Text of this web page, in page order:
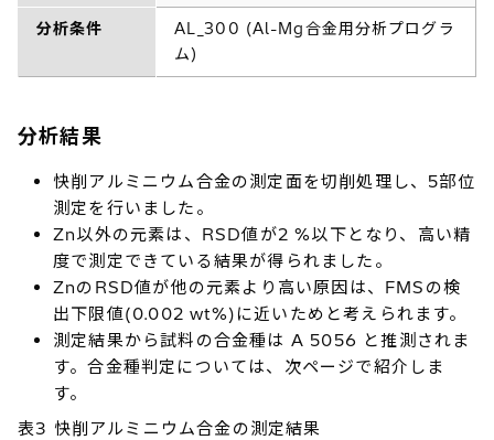
分析条件
AL_300 (Al-Mg合金用分析プログラ
ム)
分析結果
快削アルミニウム合金の測定面を切削処理し、5部位
測定を行いました。
Zn以外の元素は、RSD値が2 %以下となり、高い精
度で測定できている結果が得られました。
ZnのRSD値が他の元素より高い原因は、FMSの検
出下限値(0.002 wt%)に近いためと考えられます。
測定結果から試料の合金種は A 5056 と推測されま
す。合金種判定については、次ページで紹介しま
す。
表3 快削アルミニウム合金の測定結果